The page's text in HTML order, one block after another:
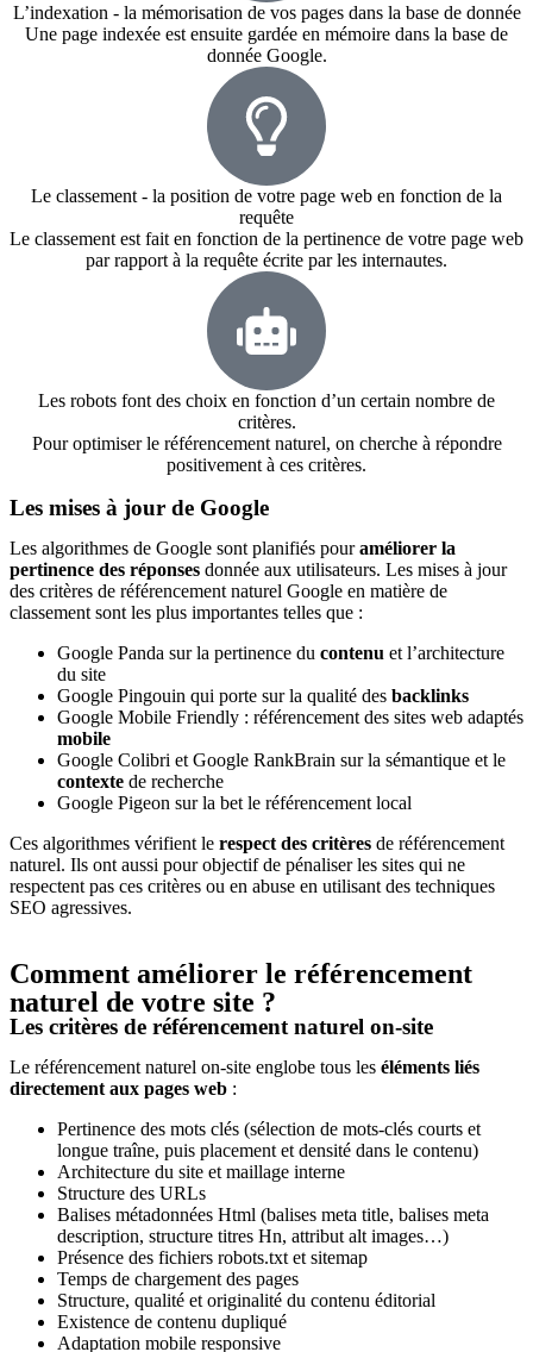
L’indexation - la mémorisation de vos pages dans la base de donnée​​
Une page indexée est ensuite gardée en mémoire dans la base de
donnée Google.
Le classement - la position de votre page web en fonction de la
requête​
Le classement est fait en fonction de la pertinence de votre page web
par rapport à la requête écrite par les internautes.
Les robots font des choix en fonction d’un certain nombre de
critères.​
Pour optimiser le référencement naturel, on cherche à répondre
positivement à ces critères.
Les mises à jour de Google
Les algorithmes de Google sont planifiés pouraméliorer la
pertinence des réponses donnée aux utilisateurs. Les mises à jour
des critères de référencement naturel Google en matière de
classement sont les plus importantes telles que :
Google Panda sur la pertinence du contenu et l’architecture
du site
Google Pingouin qui porte sur la qualité des backlinks
Google Mobile Friendly : référencement des sites web adaptés
mobile
Google Colibri et Google RankBrain sur la sémantique et le
contexte de recherche
Google Pigeon sur la bet le référencement local
Ces algorithmes vérifient le respect des critères de référencement
naturel. Ils ont aussi pour objectif de pénaliser les sites qui ne
respectent pas ces critères ou en abuse en utilisant des techniques
SEO agressives.
Comment améliorer le référencement
naturel de votre site ?
Les critères de référencement naturel on-site
Le référencement naturel on-site englobe tous les éléments liés
directement aux pages web :
Pertinence des mots clés (sélection de mots-clés courts et
longue traîne, puis placement et densité dans le contenu)
Architecture du site et maillage interne
Structure des URLs
Balises métadonnées Html (balises meta title, balises meta
description, structure titres Hn, attribut alt images…)
Présence des fichiers robots.txt et sitemap
Temps de chargement des pages
Structure, qualité et originalité du contenu éditorial
Existence de contenu dupliqué
Adaptation mobile responsive